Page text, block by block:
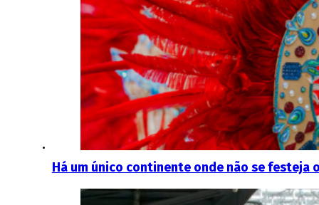
Há um único continente onde não se festeja